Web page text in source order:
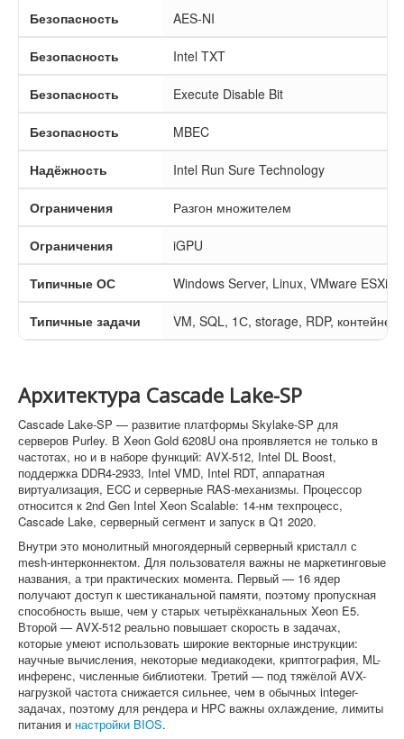
Безопасность AES-NI
Безопасность Intel TXT
Безопасность Execute Disable Bit
Безопасность MBEC
Надёжность Intel Run Sure Technology
Ограничения Разгон множителем
Ограничения iGPU
Типичные ОС Windows Server, Linux, VMware ESXi,
Типичные задачи VM, SQL, 1С, storage, RDP,
Архитектура Cascade Lake-SP
Cascade Lake-SP — развитие платформы Skylake-SP для
серверов Purley. В Xeon Gold 6208U она проявляется не только в
частотах, но и в наборе функций: AVX-512, Intel DL Boost,
поддержка DDR4-2933, Intel VMD, Intel RDT, аппаратная
виртуализация, ECC и серверные RAS-механизмы. Процессор
относится к 2nd Gen Intel Xeon Scalable: 14-нм техпроцесс,
Cascade Lake, серверный сегмент и запуск в Q1 2020.
Внутри это монолитный многоядерный серверный кристалл с
mesh-интерконнектом. Для пользователя важны не маркетинговые
названия, а три практических момента. Первый — 16 ядер
получают доступ к шестиканальной памяти, поэтому пропускная
способность выше, чем у старых четырёхканальных Xeon E5.
Второй — AVX-512 реально повышает скорость в задачах,
которые умеют использовать широкие векторные инструкции:
научные вычисления, некоторые медиакодеки, криптография, ML-
инференс, численные библиотеки. Третий — под тяжёлой AVX-
нагрузкой частота снижается сильнее, чем в обычных integer-
задачах, поэтому для рендера и HPC важны охлаждение, лимиты
питания и настройки BIOS.